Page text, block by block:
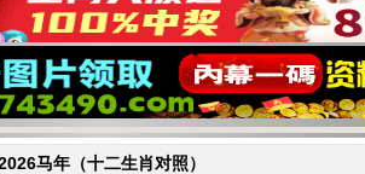
马年（十二生肖对照）